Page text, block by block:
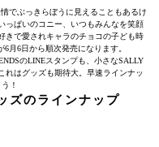
でぶっきらぼうに見えることもあるけ
っぱいのコニー、いつもみんなを笑顔
きで愛されキャラのチョコの子ども時
月6日から順次発売になります。
のLINEスタンプも、小さなSALLY
はグッズも期待大。早速ラインナッ
！
ズのラインナップ